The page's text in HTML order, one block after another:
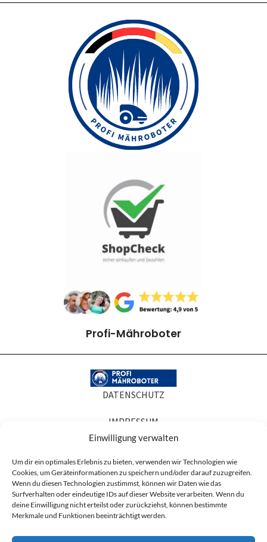
Einwilligung verwalten
Um dir ein optimales Erlebnis zu bieten, verwenden wir Technologien wie
Cookies, um Geräteinformationen zu speichern und/oder darauf zuzugreifen.
Wenn du diesen Technologien zustimmst, können wir Daten wie das
Surfverhalten oder eindeutige IDs auf dieser Website verarbeiten. Wenn du
deine Einwilligung nicht erteilst oder zurückziehst, können bestimmte
Merkmale und Funktionen beeinträchtigt werden.
Profi-Mähroboter
DATENSCHUTZ
IMPRESSUM
AGB
Produktabbildungen dienen der Illustration. Sie können Zubehör oder
Ausstattung zeigen, die nicht zum Lieferumfang gehören, und in Details vom
Artikelbeschreibung.